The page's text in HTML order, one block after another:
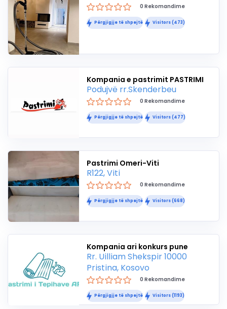
0 Rekomandime
Përgjigjje të shpejtë Visitors (473)
Kompania e pastrimit PASTRIMI
Podujvë rr.Skenderbeu
0 Rekomandime
Përgjigjje të shpejtë Visitors (477)
Pastrimi Omeri-Viti
R122, Viti
0 Rekomandime
Përgjigjje të shpejtë Visitors (668)
Kompania ari konkurs pune
Rr. Uilliam Shekspir 10000
Pristina, Kosovo
0 Rekomandime
Përgjigjje të shpejtë Visitors (1193)